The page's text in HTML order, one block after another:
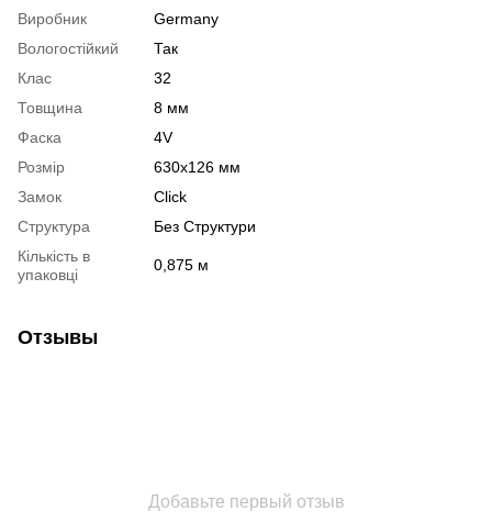
Виробник
Germany
Вологостійкий
Так
Клас
32
Товщина
8 мм
Фаска
4V
Розмір
630х126 мм
Замок
Click
Структура
Без Структури
Кількість в
упаковці
0,875 м
Отзывы
Добавьте первый отзыв